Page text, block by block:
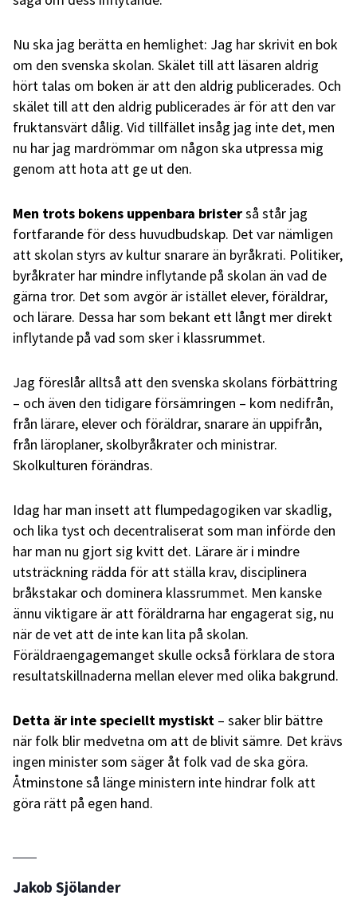
Nu ska jag berätta en hemlighet: Jag har skrivit en bok
om den svenska skolan. Skälet till att läsaren aldrig
hört talas om boken är att den aldrig publicerades. Och
skälet till att den aldrig publicerades är för att den var
fruktansvärt dålig. Vid tillfället insåg jag inte det, men
nu har jag mardrömmar om någon ska utpressa mig
genom att hota att ge ut den.
Men trots bokens uppenbara bristerså står jag
fortfarande för dess huvudbudskap. Det var nämligen
att skolan styrs av kultur snarare än byråkrati. Politiker,
byråkrater har mindre inflytande på skolan än vad de
gärna tror. Det som avgör är istället elever, föräldrar,
och lärare. Dessa har som bekant ett långt mer direkt
inflytande på vad som sker i klassrummet.
Jag föreslår alltså att den svenska skolans förbättring
– och även den tidigare försämringen – kom nedifrån,
från lärare, elever och föräldrar, snarare än uppifrån,
från läroplaner, skolbyråkrater och ministrar.
Skolkulturen förändras.
Idag har man insett att flumpedagogiken var skadlig,
och lika tyst och decentraliserat som man införde den
har man nu gjort sig kvitt det. Lärare är i mindre
utsträckning rädda för att ställa krav, disciplinera
bråkstakar och dominera klassrummet. Men kanske
ännu viktigare är att föräldrarna har engagerat sig, nu
när de vet att de inte kan lita på skolan.
Föräldraengagemanget skulle också förklara de stora
resultatskillnaderna mellan elever med olika bakgrund.
Detta är inte speciellt mystiskt – saker blir bättre
när folk blir medvetna om att de blivit sämre. Det krävs
ingen minister som säger åt folk vad de ska göra.
Åtminstone så länge ministern inte hindrar folk att
göra rätt på egen hand.
Jakob Sjölander